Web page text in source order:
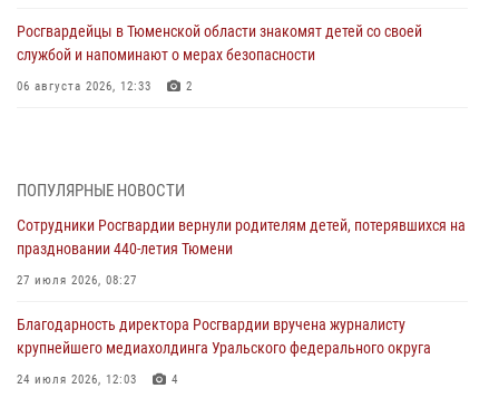
Росгвардейцы в Тюменской области знакомят детей со своей
службой и напоминают о мерах безопасности
06 августа 2026, 12:33 2
06 августа 2026, 04:41 3
Росгвардейцы в Тюменской области почтили память генерала
армии Ивана Кирилловича Яковлева
05 августа 2026, 11:03
В Тюмени офицер Росгвардии в радиоэфире напомнил гражданам о
мерах безопасного владения оружием
05 августа 2026, 09:56
ПОПУЛЯРНЫЕ НОВОСТИ
Сотрудники Росгвардии вернули родителям детей, потерявшихся на
праздновании 440-летия Тюмени
27 июля 2026, 08:27
Благодарность директора Росгвардии вручена журналисту
крупнейшего медиахолдинга Уральского федерального округа
24 июля 2026, 12:03 4